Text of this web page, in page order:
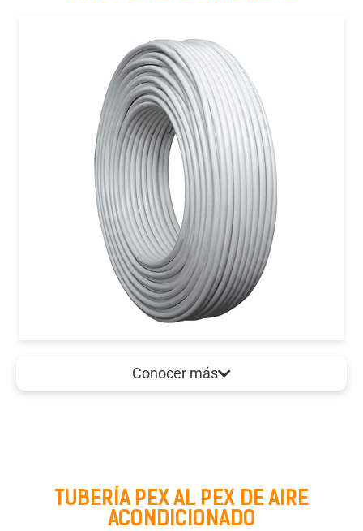
Conocer más
TUBERÍA PEX AL PEX DE AIRE
ACONDICIONADO